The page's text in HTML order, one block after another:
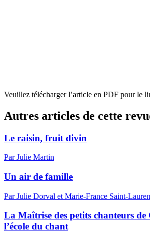
Veuillez télécharger l’article en PDF pour le
Autres articles de cette
Le raisin, fruit divin
Par Julie Martin
Un air de famille
Par Julie Dorval et Marie-France Saint-
La Maîtrise des petits chanteurs de
l’école du chant